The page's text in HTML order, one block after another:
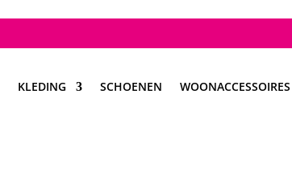
KLEDING SCHOENEN WOONACCESSOIRES